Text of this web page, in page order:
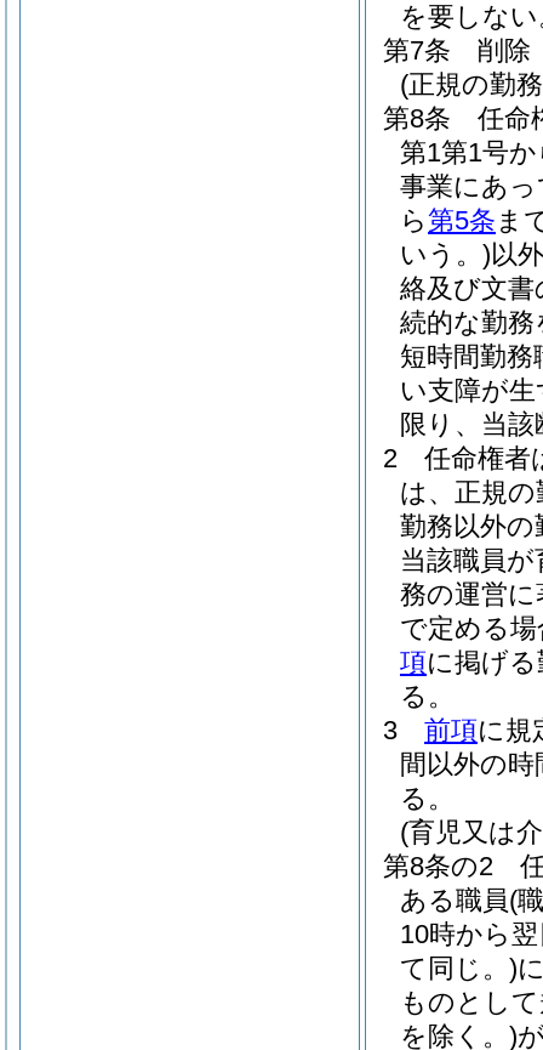
を要しな
第7条
削除
(正規の勤
第8条
任命
第1第1号
事業にあ
ら第5条 ま
いう。)以
絡及び文
続的な勤
短時間勤
い支障が
限り、当
2
任命権者
は、正規
勤務以外
当該職員
務の運営
で定める
項に掲げ
る。
3
前項に規
間以外の
る。
(育児又は
第8条の2
ある職員(
10時から
て同じ。)
ものとし
を除く。)